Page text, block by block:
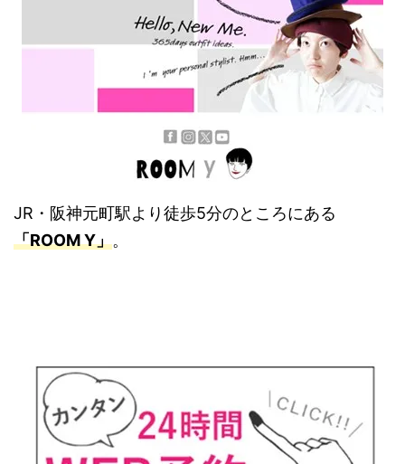
JR・阪神元町駅より徒歩5分のところにある
「ROOM Y」。